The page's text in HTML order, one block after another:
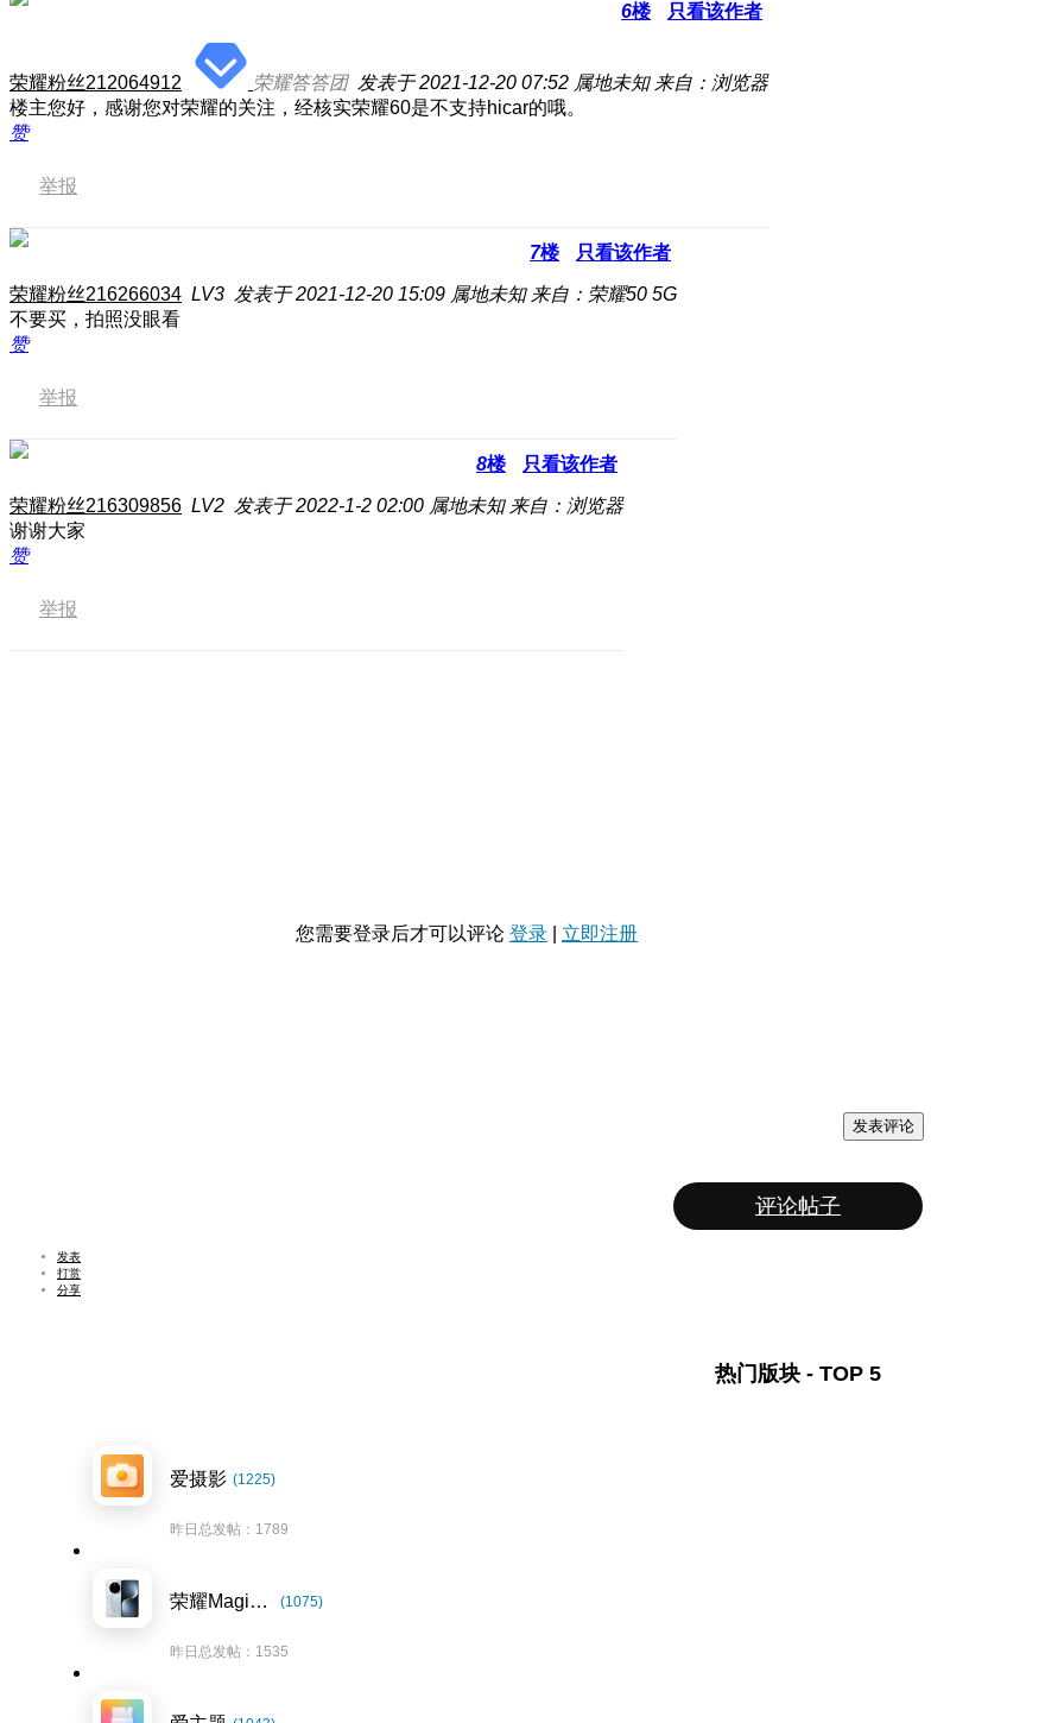
6楼 只看该作者
荣耀粉丝212064912 荣耀答答团 发表于 2021-12-20 07:52 属地未知 来自：浏览器
楼主您好，感谢您对荣耀的关注，经核实荣耀60是不支持hicar的哦。
赞
举报
7楼 只看该作者
荣耀粉丝216266034 LV3 发表于 2021-12-20 15:09 属地未知 来自：荣耀50 5G
不要买，拍照没眼看
赞
举报
8楼 只看该作者
荣耀粉丝216309856 LV2 发表于 2022-1-2 02:00 属地未知 来自：浏览器
谢谢大家
赞
举报
您需要登录后才可以评论 登录 立即注册
发表评论
评论帖子
发表
打赏
分享
热门版块 - TOP 5
爱摄影 (1225)
昨日总发帖：1789
荣耀Magic7系列 (1075)
昨日总发帖：1535